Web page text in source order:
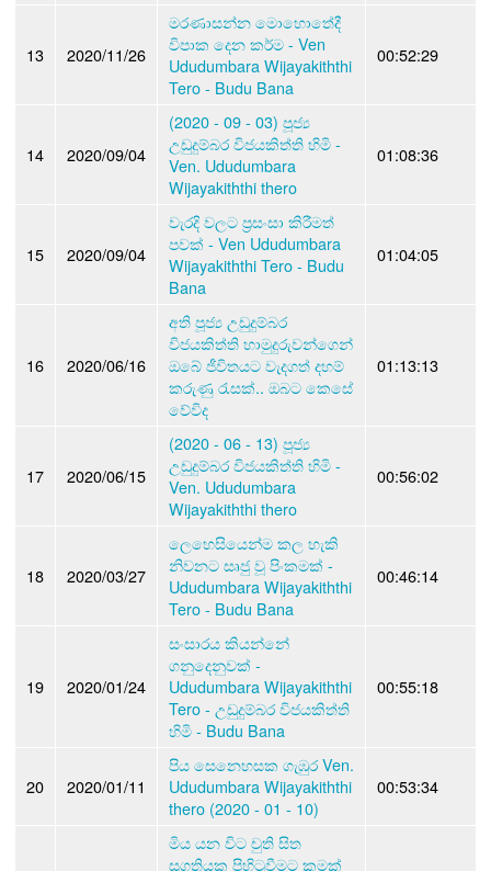
13 2020/11/26
මරණාසන්න මොහොතේදී
විපාක දෙන කර්ම - Ven
Ududumbara Wijayakiththi
Tero - Budu Bana
00:52:29
14 2020/09/04
(2020 - 09 - 03) පූජ්‍ය
උඩුදුම්බර විජයකිත්ති හිමි -
Ven. Ududumbara
Wijayakiththi thero
01:08:36
15 2020/09/04
වැරදි වලට ප්‍රසංසා කිරීමත්
පවක් - Ven Ududumbara
Wijayakiththi Tero - Budu
Bana
01:04:05
16 2020/06/16
අති පූජ්‍ය උඩුදුම්බර
විජයකිත්ති හාමුදුරුවන්ගෙන්
ඔබේ ජීවිතයට වැදගත් දහම්
කරුණු රැසක්.. ඔබට කෙසේ
වේවිද
01:13:13
17 2020/06/15
(2020 - 06 - 13) පූජ්‍ය
උඩුදුම්බර විජයකිත්ති හිමි -
Ven. Ududumbara
Wijayakiththi thero
00:56:02
18 2020/03/27
ලෙහෙසියෙන්ම කල හැකි
නිවනට සෘජු වූ පිංකමක් -
Ududumbara Wijayakiththi
Tero - Budu Bana
00:46:14
19 2020/01/24
සංසාරය කියන්නේ
ගනුදෙනුවක් -
Ududumbara Wijayakiththi
Tero - උඩුදුම්බර විජයකිත්ති
හිමි - Budu Bana
00:55:18
20 2020/01/11
පිය සෙනෙහසක ගැඹුර Ven.
Ududumbara Wijayakiththi
thero (2020 - 01 - 10)
00:53:34
මිය යන විට චුති සිත
සුගතියක පිහිටුවීමට කුමක්